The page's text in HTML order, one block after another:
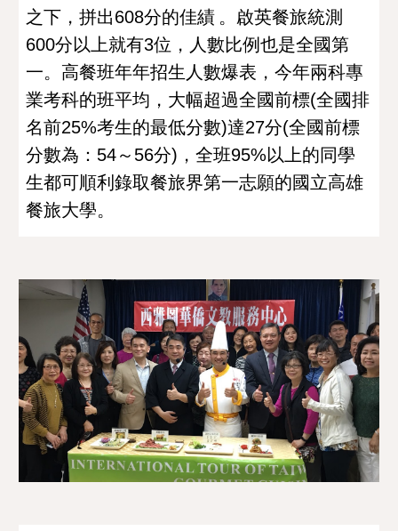
之下，拼出608分的佳績 。啟英餐旅統測
600分以上就有3位，人數比例也是全國第
一。高餐班年年招生人數爆表，今年兩科專
業考科的班平均，大幅超過全國前標(全國排
名前25%考生的最低分數)達27分(全國前標
分數為： 54～ 56分) ，全班95%以上的同學
生都可順利錄取餐旅界第一志願的國立高雄
餐旅大學。